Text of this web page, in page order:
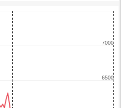
6500
7000